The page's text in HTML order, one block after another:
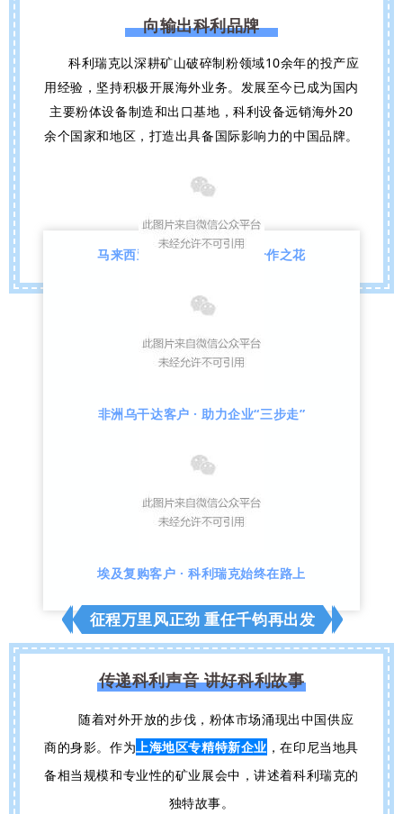
向输出科利品牌
科利瑞克以深耕矿山破碎制粉领域10余年的投产应
用经验， 坚持积极开展海外业务。 发展至今已成为国内
主要粉体设备制造和出口基地，科利设备远销海外20
余个国家和地区，打造出具备国际影响力的中国品牌。
马来西亚客户 · 用服务催开合作之花
非洲乌干达客户 · 助力企业“三步走”
埃及复购客户 · 科利瑞克始终在路上
征程万里风正劲 重任千钧再出发
传递科利声音 讲好科利故事
随着对外开放的步伐，粉体市场涌现出中国供应
商的身影。作为上海地区专精特新企业 ，在印尼当地具
备相当规模和专业性的矿业展会中，讲述着科利瑞克的
独特故事。